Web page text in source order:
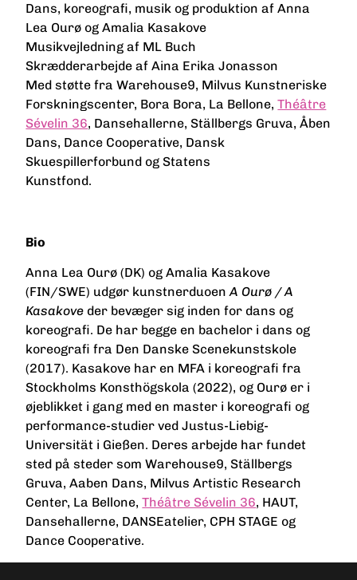
Dans, koreografi, musik og produktion af Anna
Lea Ourø og Amalia Kasakove
Musikvejledning af ML Buch
Skrædderarbejde af Aina Erika Jonasson
Med støtte fra Warehouse9, Milvus Kunstneriske
Forskningscenter, Bora Bora, La Bellone,Théâtre
Sévelin 36, Dansehallerne, Ställbergs Gruva, Åben
Dans, Dance Cooperative, Dansk
Skuespillerforbund og Statens
Bio
Anna Lea Ourø (DK) og Amalia Kasakove
(FIN/SWE) udgør kunstnerduoenA Ourø / A
Kasakove der bevæger sig inden for dans og
koreografi. De har begge en bachelor i dans og
koreografi fra Den Danske Scenekunstskole
(2017). Kasakove har en MFA i koreografi fra
Stockholms Konsthögskola (2022), og Ourø er i
øjeblikket i gang med en master i koreografi og
performance-studier ved Justus-Liebig-
Universität i Gießen. Deres arbejde har fundet
sted på steder som Warehouse9, Ställbergs
Gruva, Aaben Dans, Milvus Artistic Research
Center, La Bellone,Théâtre Sévelin 36, HAUT,
Dansehallerne, DANSEatelier, CPH STAGE og
Dance Cooperative.